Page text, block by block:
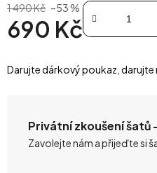
1 490 Kč –53 %
690 Kč
Darujte dárkový poukaz, darujte
Privátní zkoušení šatů
Zavolejte nám a přijeďte si